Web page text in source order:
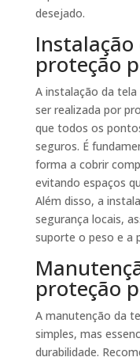
desejado.
proteção
A instalação da
ser realizada por
que todos os
seguros. É
forma a cobrir
evitando espaços
Além disso, a
segurança locais,
suporte o peso e a
proteção
A manutenção da
simples, mas
durabilidade.